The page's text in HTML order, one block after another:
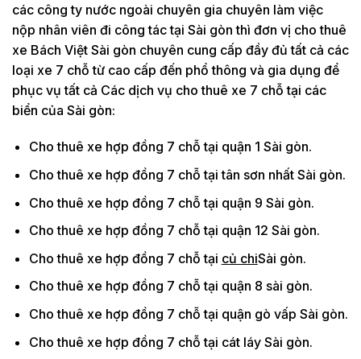
các công ty nước ngoài chuyên gia chuyên làm việc
nộp nhân viên đi công tác tại Sài gòn thì đơn vị cho thuê
xe Bách Việt Sài gòn chuyên cung cấp đầy đủ tất cả các
loại xe 7 chỗ từ cao cấp đến phổ thông và gia dụng để
phục vụ tất cả Các dịch vụ cho thuê xe 7 chỗ tại các
biển của Sài gòn:
Cho thuê xe hợp đồng 7 chỗ tại quận 1 Sài gòn.
Cho thuê xe hợp đồng 7 chỗ tại tân sơn nhất Sài gòn.
Cho thuê xe hợp đồng 7 chỗ tại quận 9 Sài gòn.
Cho thuê xe hợp đồng 7 chỗ tại quận 12 Sài gòn.
Cho thuê xe hợp đồng 7 chỗ tại củ chiSài gòn.
Cho thuê xe hợp đồng 7 chỗ tại quận 8 sài gòn.
Cho thuê xe hợp đồng 7 chỗ tại quận gò vấp Sài gòn.
Cho thuê xe hợp đồng 7 chỗ tại cát láy Sài gòn.